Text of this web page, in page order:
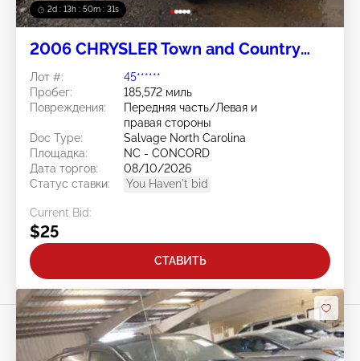
2d : 13h : 50m : 28s
2006 CHRYSLER Town and Country
Лот #:
45******
Пробег:
185,572 миль
Повреждения:
Передняя часть/Левая и
правая стороны
Doc Type:
Salvage North Carolina
Площадка:
NC - CONCORD
Дата торгов:
08/10/2026
Статус ставки:
You Haven't bid
Current Bid:
$25
СТАВИТЬ